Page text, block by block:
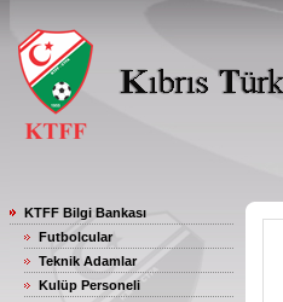
KTFF Bilgi Bankası
Futbolcular
Teknik Adamlar
Kulüp Personeli